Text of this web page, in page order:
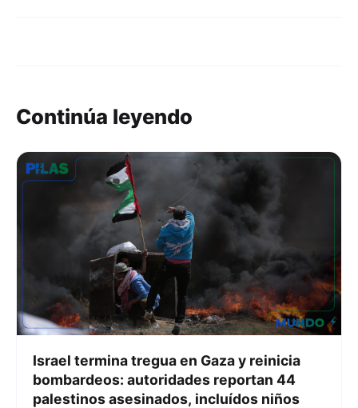
Continúa leyendo
Israel termina tregua en Gaza y reinicia
bombardeos: autoridades reportan 44
palestinos asesinados, incluídos niños